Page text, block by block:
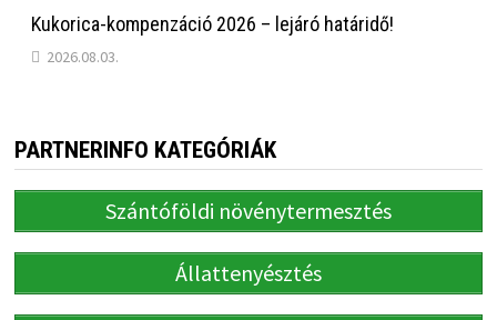
Kukorica-kompenzáció 2026 – lejáró határidő!
2026.08.03.
PARTNERINFO KATEGÓRIÁK
Szántóföldi növénytermesztés
Állattenyésztés